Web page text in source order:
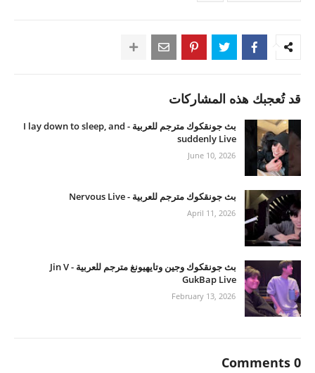
قد تُعجبك هذه المشاركات
بث جونقكوك مترجم للعربية - I lay down to sleep, and
suddenly Live
June 10, 2026
بث جونقكوك مترجم للعربية - Nervous Live
April 11, 2026
بث جونقكوك وجين وتايهيونغ مترجم للعربية - Jin V
GukBap Live
February 13, 2026
0 Comments